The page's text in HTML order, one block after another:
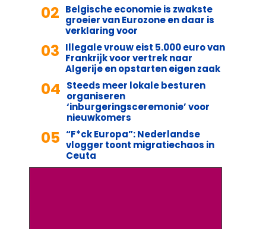
02 Belgische economie is zwakste
groeier van Eurozone en daar is
verklaring voor
03 Illegale vrouw eist 5.000 euro van
Frankrijk voor vertrek naar
Algerije en opstarten eigen zaak
04 Steeds meer lokale besturen
organiseren
‘inburgeringsceremonie’ voor
nieuwkomers
05 “F*ck Europa”: Nederlandse
vlogger toont migratiechaos in
Ceuta